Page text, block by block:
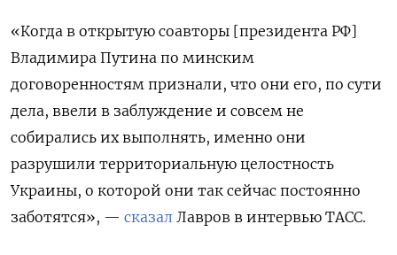
«Когда в открытую соавторы [президента РФ]
Владимира Путина по минским
договоренностям признали, что они его, по сути
дела, ввели в заблуждение и совсем не
собирались их выполнять, именно они
разрушили территориальную целостность
Украины, о которой они так сейчас постоянно
заботятся», — сказал Лавров в интервью ТАСС.